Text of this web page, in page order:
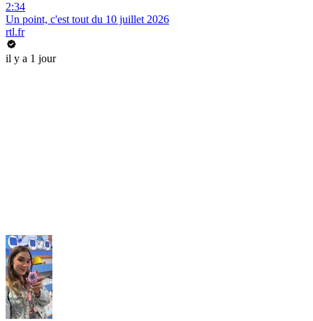
2:34
Un point, c'est tout du 10 juillet 2026
rtl.fr
il y a 1 jour